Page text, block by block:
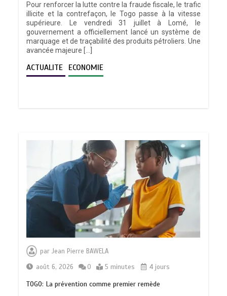
Pour renforcer la lutte contre la fraude fiscale, le trafic
illicite et la contrefaçon, le Togo passe à la vitesse
supérieure. Le vendredi 31 juillet à Lomé, le
gouvernement a officiellement lancé un système de
marquage et de traçabilité des produits pétroliers. Une
avancée majeure […]
ACTUALITE ECONOMIE
parJean Pierre BAWELA
août 6, 2026
0 5 minutes 4 jours
TOGO: La prévention comme premier remède